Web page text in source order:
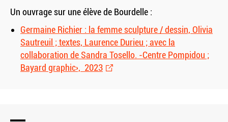
Un ouvrage sur une élève de Bourdelle :
Germaine Richier : la femme sculpture / dessin, Olivia
Sautreuil ; textes, Laurence Durieu ; avec la
collaboration de Sandra Tosello. -Centre Pompidou ;
Bayard graphic›, 2023